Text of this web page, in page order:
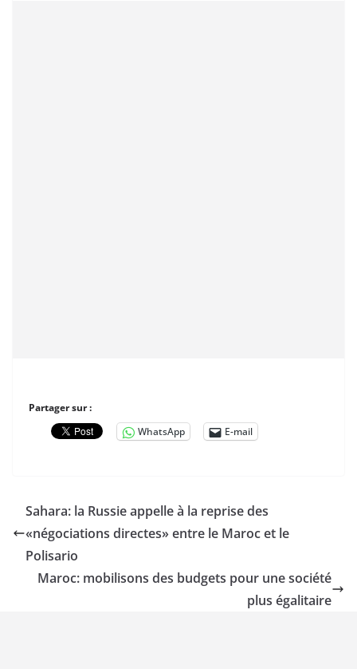
Partager sur :
WhatsApp
E-mail
Sahara: la Russie appelle à la reprise des
«négociations directes» entre le Maroc et le
Polisario
Maroc: mobilisons des budgets pour une société
plus égalitaire